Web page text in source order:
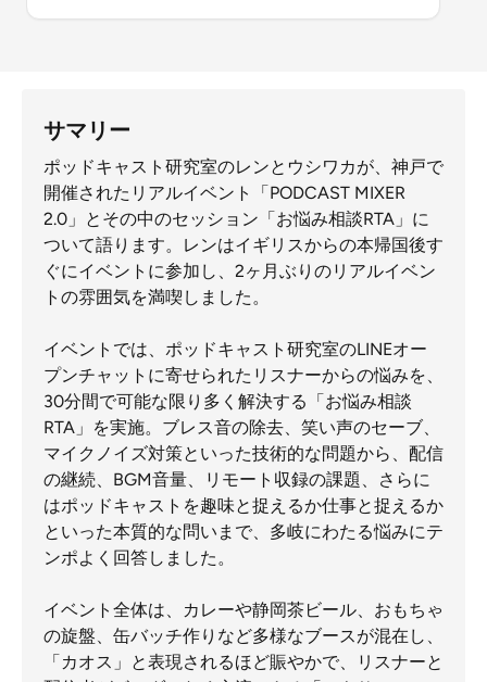
サマリー
ポッドキャスト研究室のレンとウシワカが、神戸で
開催されたリアルイベント「PODCAST MIXER
2.0」とその中のセッション「お悩み相談RTA」に
ついて語ります。レンはイギリスからの本帰国後す
ぐにイベントに参加し、2ヶ月ぶりのリアルイベン
トの雰囲気を満喫しました。
イベントでは、ポッドキャスト研究室のLINEオー
プンチャットに寄せられたリスナーからの悩みを、
30分間で可能な限り多く解決する「お悩み相談
RTA」を実施。ブレス音の除去、笑い声のセーブ、
マイクノイズ対策といった技術的な問題から、配信
の継続、BGM音量、リモート収録の課題、さらに
はポッドキャストを趣味と捉えるか仕事と捉えるか
といった本質的な問いまで、多岐にわたる悩みにテ
ンポよく回答しました。
イベント全体は、カレーや静岡茶ビール、おもちゃ
の旋盤、缶バッチ作りなど多様なブースが混在し、
「カオス」と表現されるほど賑やかで、リスナーと